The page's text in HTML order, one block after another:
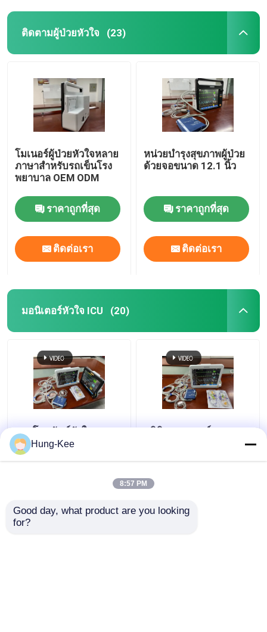
ติดตามผู้ป่วยหัวใจ (23)
โมเนอร์ผู้ป่วยหัวใจหลาย
ภาษาสําหรับรถเข็นโรง
พยาบาล OEM ODM
ราคาถูกที่สุด
ติดต่อเรา
หน่วยบํารุงสุขภาพผู้ป่วย
ด้วยจอขนาด 12.1 นิ้ว
ราคาถูกที่สุด
ติดต่อเรา
มอนิเตอร์หัวใจ ICU (20)
15" โทรทัศน์หัวใจ ICU
หลายภาษาสําหรับการ
วินิจฉัยเด็กเกิดใหม่
คลินิกการแพทย์ ICU
Hung-Kee
8:57 PM
Good day, what product are you looking
for?